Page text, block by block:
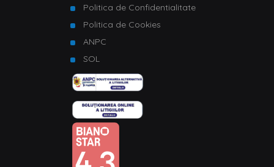
Politica de Confidentialitate
Politica de Cookies
ANPC
SOL